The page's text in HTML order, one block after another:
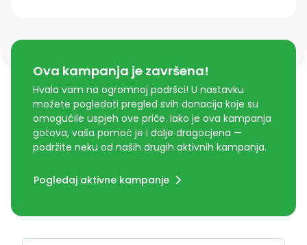
Ova kampanja je završena!
Hvala vam na ogromnoj podršci! U nastavku
možete pogledati pregled svih donacija koje su
omogućile uspjeh ove priče. Iako je ova kampanja
gotova, vaša pomoć je i dalje dragocjena —
podržite neku od naših drugih aktivnih kampanja.
Pogledaj aktivne kampanje